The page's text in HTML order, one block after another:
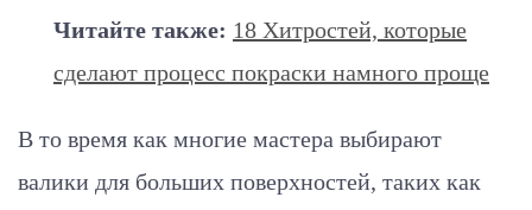
Читайте также: 18 Хитростей, которые
сделают процесс покраски намного проще
В то время как многие мастера выбирают
валики для больших поверхностей, таких как